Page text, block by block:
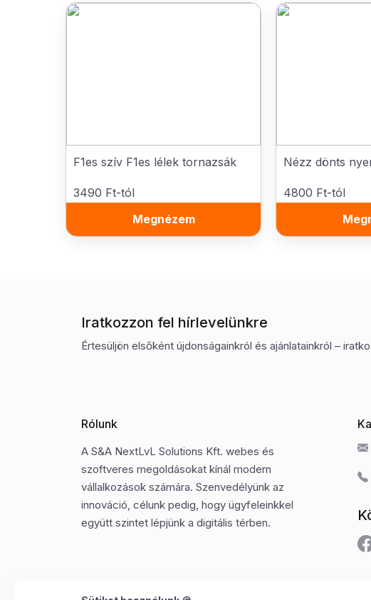
F1es szív F1es lélek tornazsák
3490 Ft-tól
Megnézem
Nézz dönts
4800 Ft-tól
Iratkozzon fel hírlevelünkre
Értesüljön elsőként újdonságainkról és ajánlatainkról –
Rólunk
A S&A NextLvL Solutions Kft. webes és
szoftveres megoldásokat kínál modern
vállalkozások számára. Szenvedélyünk az
innováció, célunk pedig, hogy ügyfeleinkkel
együtt szintet lépjünk a digitális térben.